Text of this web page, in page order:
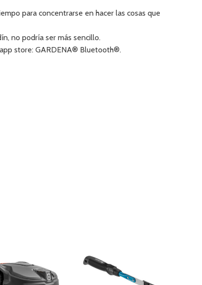
para concentrarse en hacer las cosas que
no podría ser más sencillo.
store: GARDENA® Bluetooth®.